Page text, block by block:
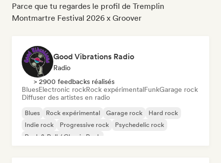
Parce que tu regardes le profil de Tremplin
Montmartre Festival 2026 x Groover
Good Vibrations Radio
Radio
> 2900 feedbacks réalisés
BluesElectronic rockRock expérimentalFunkGarage rock
Diffuser des artistes en radio
Blues Rock expérimental Garage rock
Hard rock
Indie rock
Progressive rock
Psychedelic rock
Rock & Roll / Classic Rock